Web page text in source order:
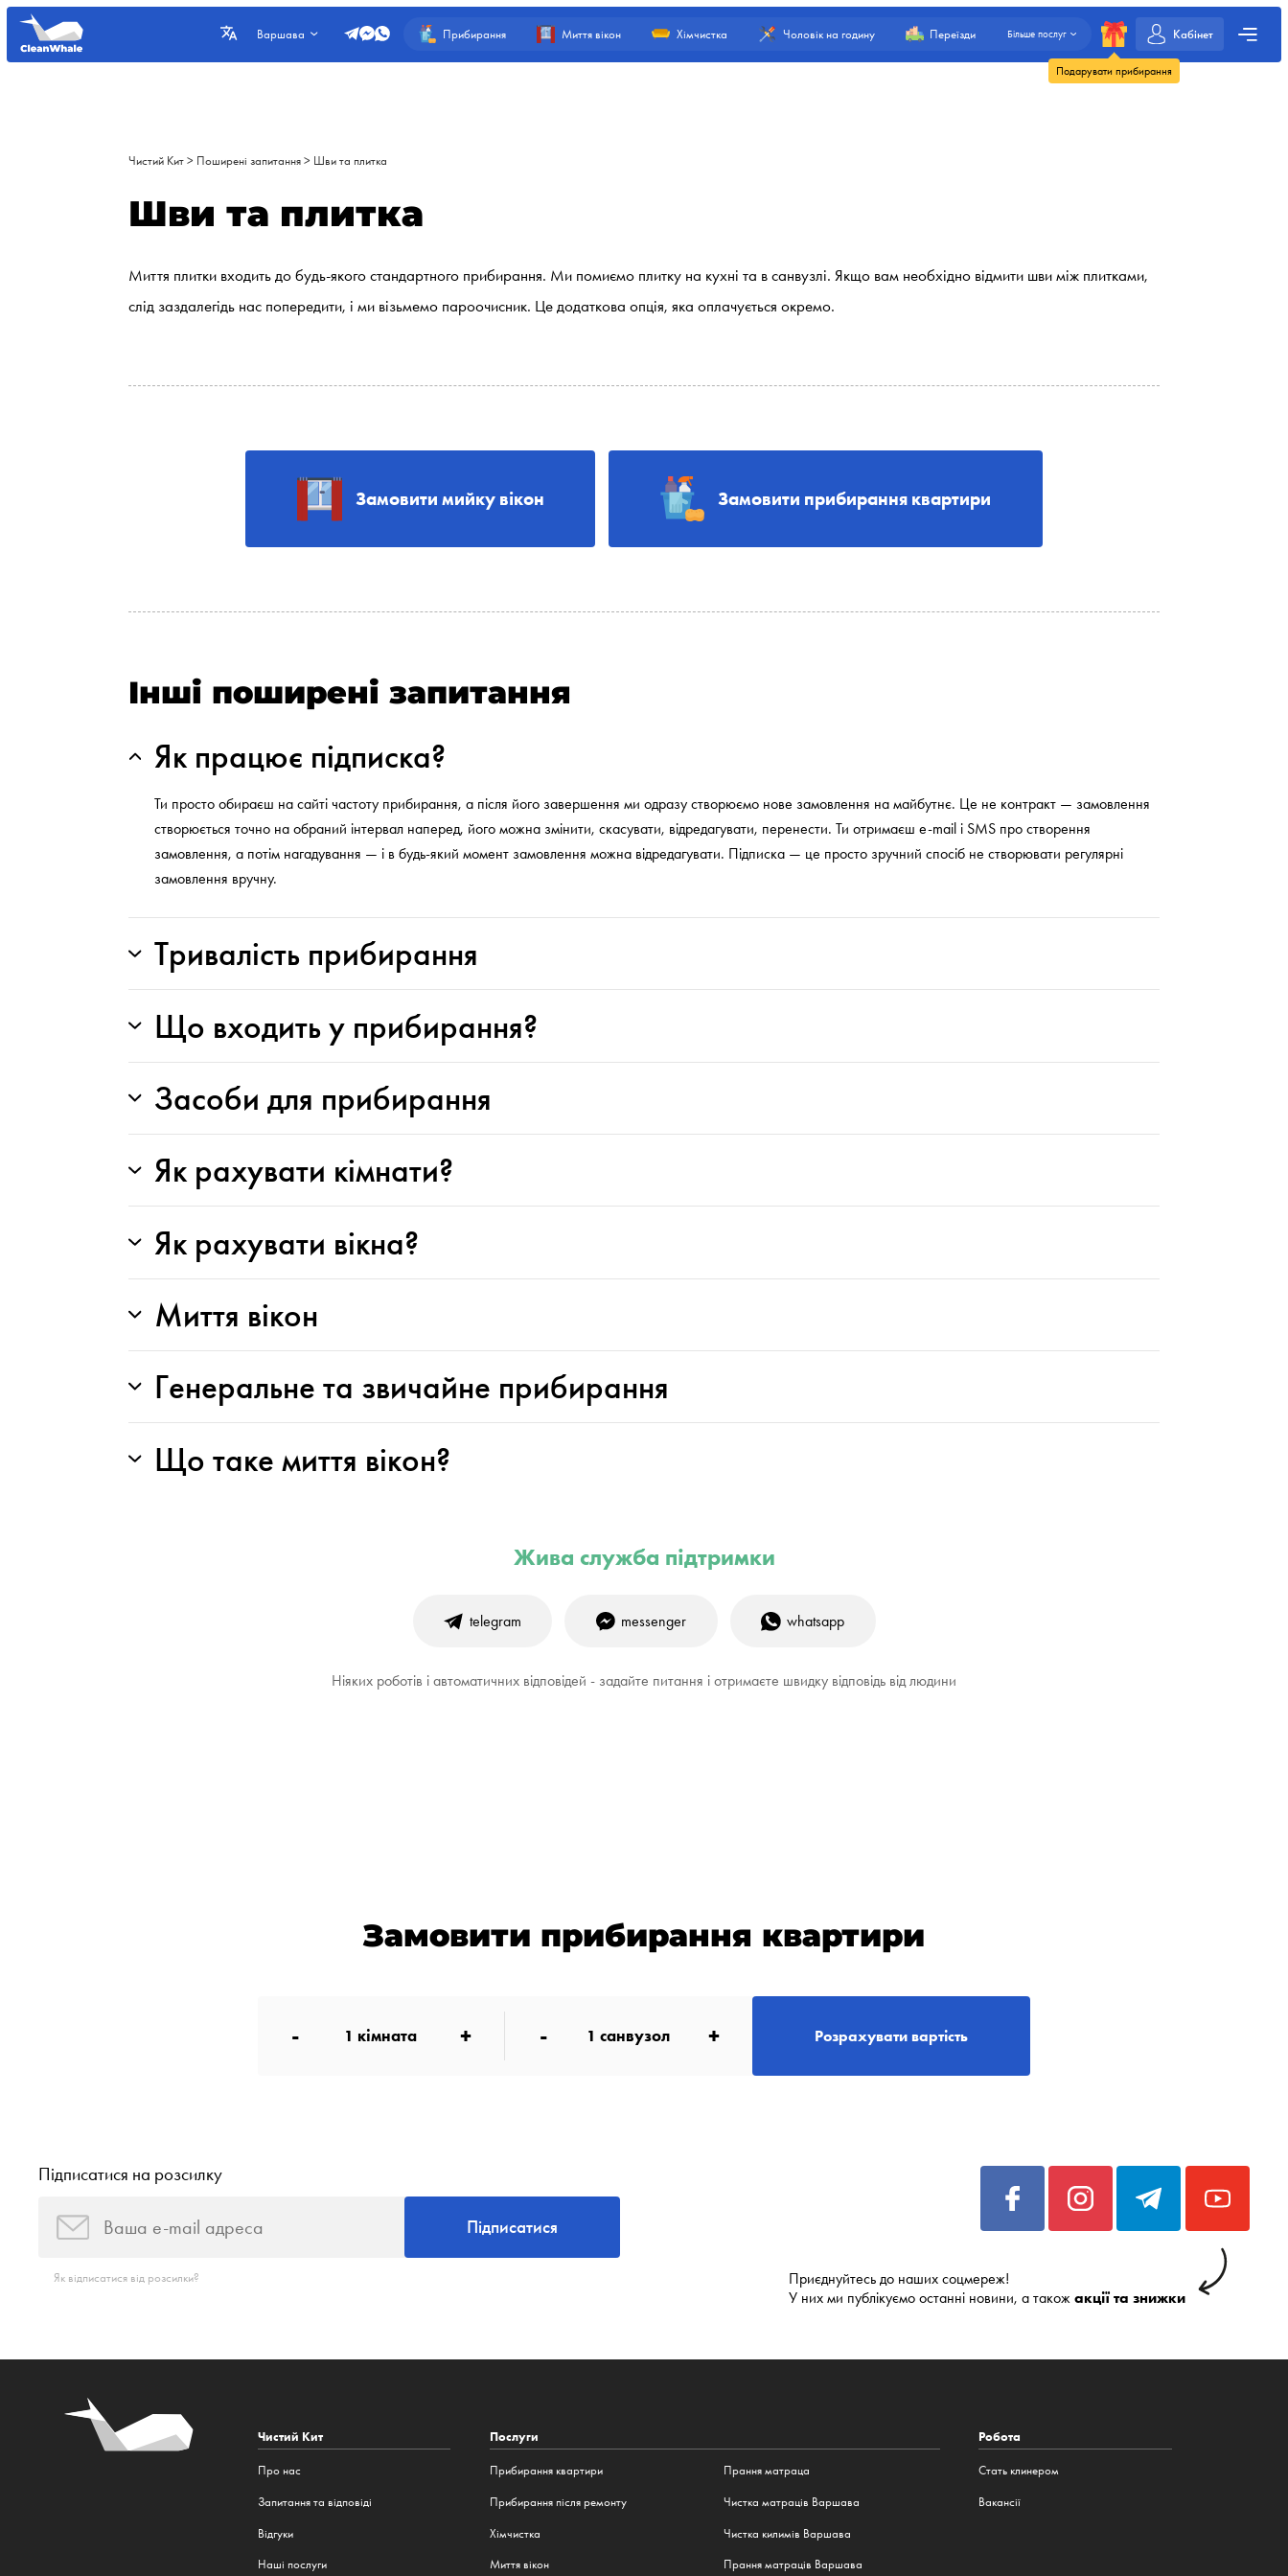
Варшава Прибирання Миття вікон Хімчистка Чоловік на годину Переїзди Більше послуг
Подарувати прибирання
Кабінет
Чистий Кит > Поширені запитання > Шви та плитка
Шви та плитка
Миття плитки входить до будь-якого стандартного прибирання. Ми помиємо плитку на кухні та в санвузлі. Якщо вам необхідно відмити шви між плитками,
слід заздалегідь нас попередити, і ми візьмемо пароочисник. Це додаткова опція, яка оплачується окремо.
Замовити мийку вікон Замовити прибирання квартири
Інші поширені запитання
Як працює підписка?
Ти просто обираєш на сайті частоту прибирання, а після його завершення ми одразу створюємо нове замовлення на майбутнє. Це не контракт — замовлення
створюється точно на обраний інтервал наперед, його можна змінити, скасувати, відредагувати, перенести. Ти отримаєш e-mail і SMS про створення
замовлення, а потім нагадування — і в будь-який момент замовлення можна відредагувати. Підписка — це просто зручний спосіб не створювати регулярні
замовлення вручну.
Тривалість прибирання
Що входить у прибирання?
Засоби для прибирання
Як рахувати кімнати?
Як рахувати вікна?
Миття вікон
Генеральне та звичайне прибирання
Що таке миття вікон?
Жива служба підтримки
telegram messenger whatsapp
Ніяких роботів і автоматичних відповідей - задайте питання і отримаєте швидку відповідь від людини
Замовити прибирання квартири
- 1 кімната + - 1 санвузол + Розрахувати вартість
Підписатися на розсилку
Підписатися
Як відписатися від розсилки?
Приєднуйтесь до наших соцмереж!
У них ми публікуємо останні новини, а також акції та знижки
Чистий Кит
Про нас
Запитання та відповіді
Відгуки
Наші послуги
Послуги
Прибирання квартири
Прибирання після ремонту
Хімчистка
Миття вікон
Прання матраца
Чистка матраців Варшава
Чистка килимів Варшава
Прання матраців Варшава
Робота
Стать клинером
Вакансії